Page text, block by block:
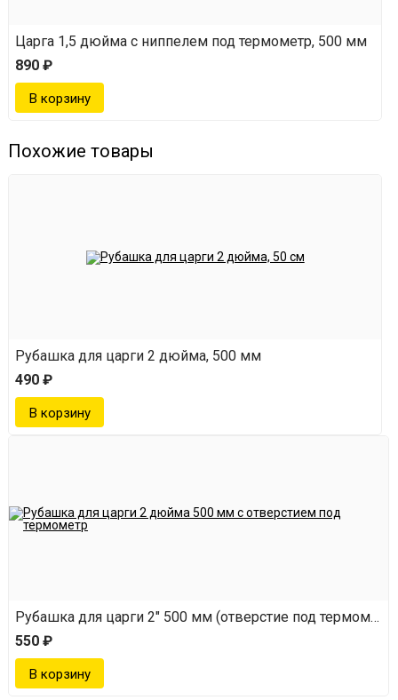
Царга 1,5 дюйма с ниппелем под термометр, 500 мм
890 ₽
Похожие товары
Рубашка для царги 2 дюйма, 500 мм
490 ₽
Рубашка для царги 2" 500 мм (отверстие под термометр)
550 ₽